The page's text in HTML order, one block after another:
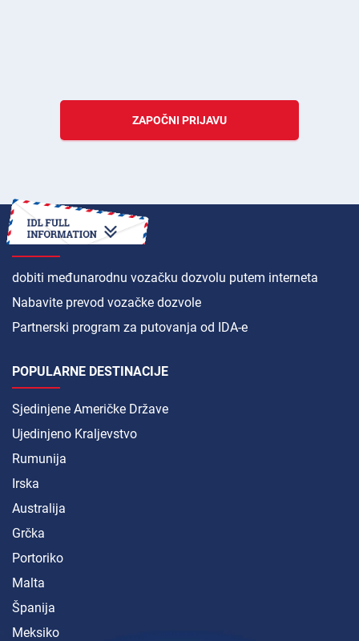
ZAPOČNI PRIJAVU
KAKO
dobiti međunarodnu vozačku dozvolu putem interneta
Nabavite prevod vozačke dozvole
Partnerski program za putovanja od IDA-e
POPULARNE DESTINACIJE
Sjedinjene Američke Države
Ujedinjeno Kraljevstvo
Rumunija
Irska
Australija
Grčka
Portoriko
Malta
Španija
Meksiko